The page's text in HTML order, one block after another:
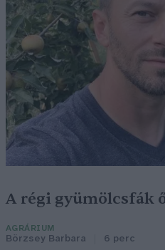
A régi gyümölcsfák
AGRÁRIUM
Börzsey Barbara 6 perc